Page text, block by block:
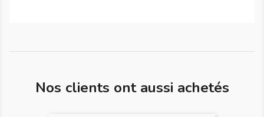
Nos clients ont aussi achetés